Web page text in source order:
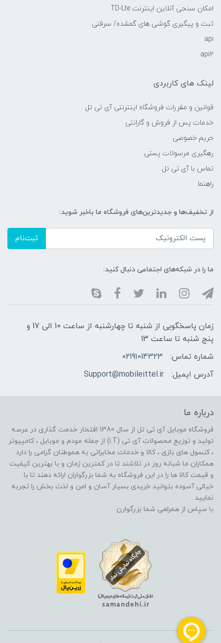
امکان سنجی آنلاین اینترنت TD-Lte
ثبت و پیگیری گوشی های گمشده/ سرقتی
api
api2
لینک های کاربردی
قوانین و مقررات فروشگاه اینترنتی آی تی تل
خدمات پس از فروش و گارانتی
حریم خصوصی
رهگیری مرسولات پستی
تماس با آی تی تل
راهنما
از تخفیف‌ها و جدیدترین‌های فروشگاه ما باخبر شوید:
ثبت‌نام
ما را در شبکه‌های اجتماعی دنبال کنید:
زمان پاسخگویی از شنبه تا چهارشنبه از ساعت 10 الی 17 و
پنج شنبه تا ساعت 13
شماره تماس:
02191014323
آدرس ایمیل:
Support@mobileittel.ir
درباره ما
فروشگاه موبایل آی تی تل از سال 1380 افتخار خدمت گذاری در عرصه
تولید و توزیع محصولات آی تی (i.T) از جمله مودم و موبایل ، کامپیوتر
، کنسول های بازی ، کالا و خدمات مخابراتی به هموطنان گرامی را دارد .
همکاران ما شبانه روز در تلاشند تا در کمترین زمان و با بهترین کیفیت
و قیمت کالا ها را در این فروشگاه به شما بزرگواران ارائه دهند تا با
خیالی آسوده بتوانید خریدی بسیار آسان و امن و لذت بخش را تجربه
نمایید .
با سپاس از همراهی شما بزرگوارن